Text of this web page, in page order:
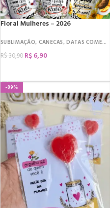
Floral Mulheres – 2026
SUBLIMAÇÃO, CANECAS,DATAS COMEMORATIVAS
R$30,90 R$6,90
-89%